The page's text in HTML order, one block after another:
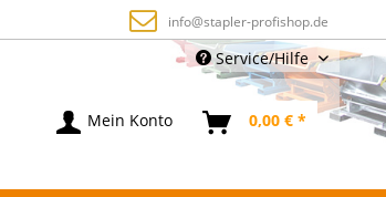
info@stapler-profishop.de
Service/Hilfe
Mein Konto 0,00 € *